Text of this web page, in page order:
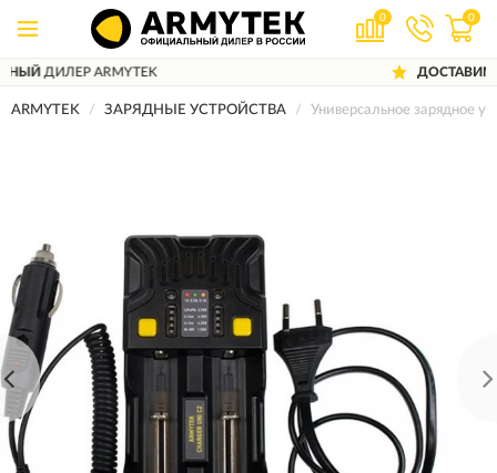
0 0
ПО ВСЕЙ РОССИИ
ARMYTEK ЗАРЯДНЫЕ УСТРОЙСТВА Универсальное зарядное